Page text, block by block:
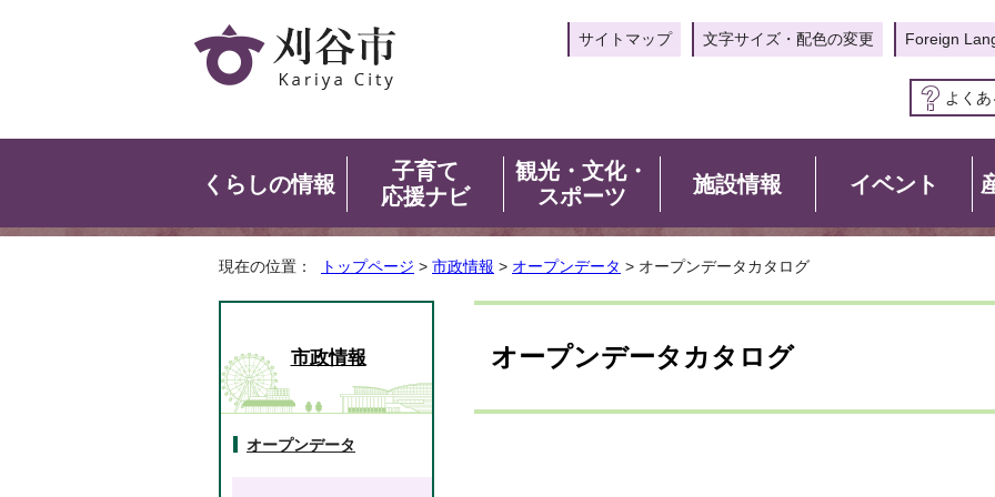
サイトマップ 文字サイズ・配色の変更 Foreign
よく
くらしの情報
子育て
応援ナビ
観光・文化・
スポーツ
施設情報 イベント
現在の位置： トップページ > 市政情報 > オープンデータ > オープンデータカタログ
オープンデータカタログ
市政情報
オープンデータ